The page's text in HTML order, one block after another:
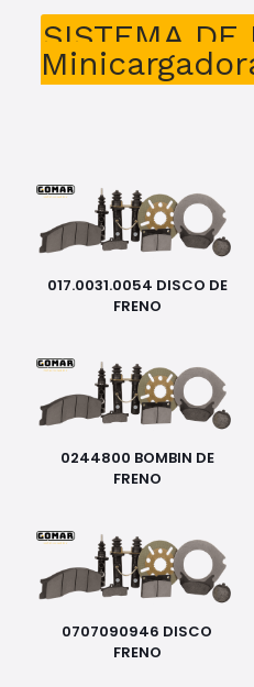
SISTEMA DE
017.0031.0054 DISCO DE
FRENO
0244800 BOMBIN DE
FRENO
0707090946 DISCO
FRENO